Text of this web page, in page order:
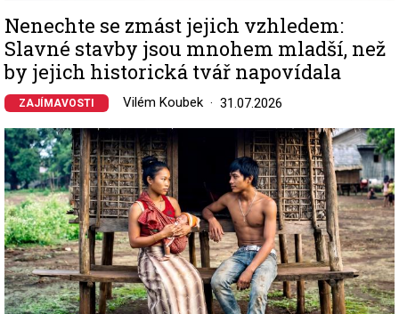
Nenechte se zmást jejich vzhledem:
Slavné stavby jsou mnohem mladší, než
by jejich historická tvář napovídala
ZAJÍMAVOSTI Vilém Koubek 31.07.2026
Image